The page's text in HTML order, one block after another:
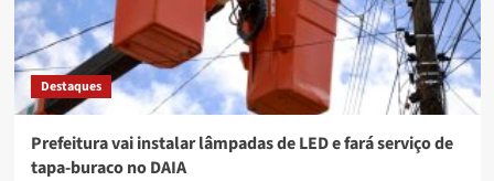
Destaques
Prefeitura vai instalar lâmpadas de LED e fará serviço de
tapa-buraco no DAIA